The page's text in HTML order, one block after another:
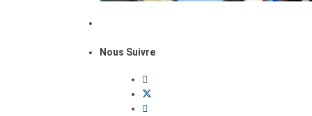
Nous Suivre